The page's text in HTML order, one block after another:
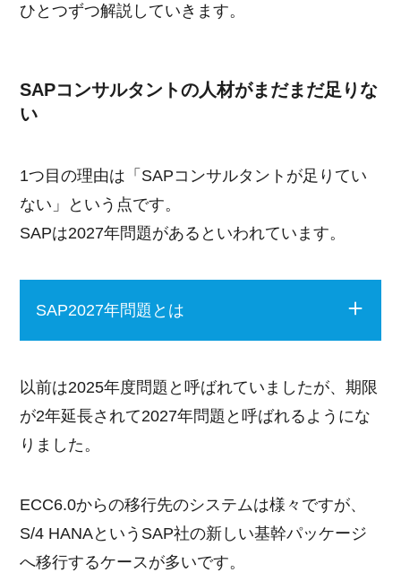
ひとつずつ解説していきます。
SAPコンサルタントの人材がまだまだ足りな
い
1つ目の理由は「SAPコンサルタントが足りてい
ない」という点です。
SAPは2027年問題があるといわれています。
SAP2027年問題とは
以前は2025年度問題と呼ばれていましたが、期限
が2年延長されて2027年問題と呼ばれるようにな
りました。
ECC6.0からの移行先のシステムは様々ですが、
S/4 HANAというSAP社の新しい基幹パッケージ
へ移行するケースが多いです。